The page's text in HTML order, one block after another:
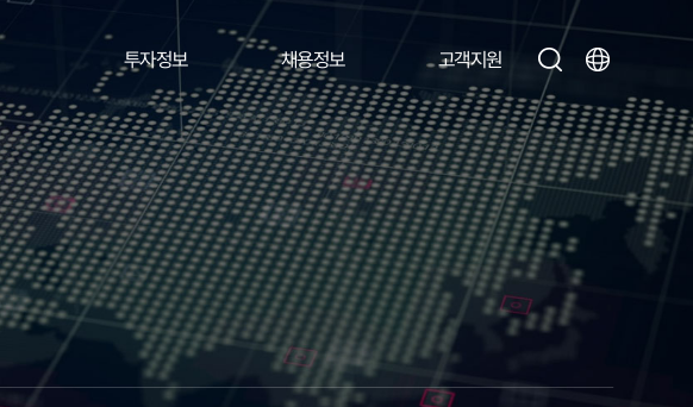
투자정보 채용정보 고객지원